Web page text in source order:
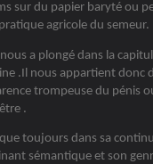
sur du papier baryté ou
agricole du semeur.
a plongé dans la
.Il nous appartient
trompeuse du pénis
.
toujours dans sa
sémantique et son